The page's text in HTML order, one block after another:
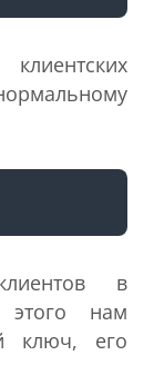
в
этого нам
ключ, его